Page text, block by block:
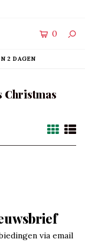
0
2 DAGEN
Christmas
via email